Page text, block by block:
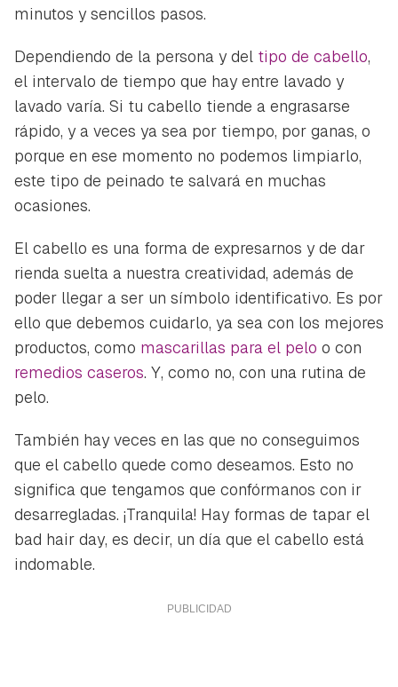
minutos y sencillos pasos.
Dependiendo de la persona y del tipo de cabello,
el intervalo de tiempo que hay entre lavado y
lavado varía. Si tu cabello tiende a engrasarse
rápido, y a veces ya sea por tiempo, por ganas, o
porque en ese momento no podemos limpiarlo,
este tipo de peinado te salvará en muchas
ocasiones.
El cabello es una forma de expresarnos y de dar
rienda suelta a nuestra creatividad, además de
poder llegar a ser un símbolo identificativo. Es por
ello que debemos cuidarlo, ya sea con los mejores
productos, como mascarillas para el pelo o con
remedios caseros. Y, como no, con una rutina de
pelo.
También hay veces en las que no conseguimos
que el cabello quede como deseamos. Esto no
significa que tengamos que confórmanos con ir
desarregladas. ¡Tranquila! Hay formas de tapar el
bad hair day, es decir, un día que el cabello está
indomable.